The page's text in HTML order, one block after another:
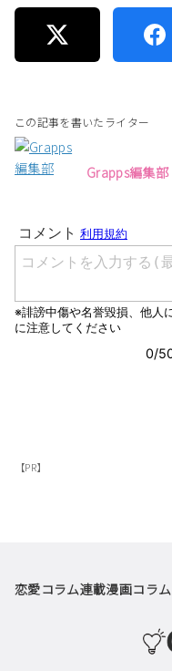
この記事を書いたライター
Grapps編集部
【PR】
恋愛コラム連載漫画コラム